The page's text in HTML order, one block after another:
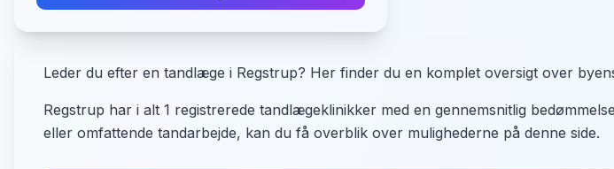
Leder du efter en tandlæge i Regstrup? Her finder du en komplet oversigt over
Regstrup har i alt 1 registrerede tandlægeklinikker med en gennemsnitlig
eller omfattende tandarbejde, kan du få overblik over mulighederne på denne side.